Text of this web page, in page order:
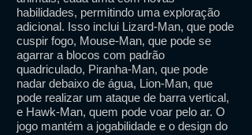
habilidades, permitindo uma exploração
adicional. Isso inclui Lizard-Man, que pode
cuspir fogo, Mouse-Man, que pode se
agarrar a blocos com padrão
quadriculado, Piranha-Man, que pode
nadar debaixo de água, Lion-Man, que
pode realizar um ataque de barra vertical,
e Hawk-Man, quem pode voar pelo ar. O
jogo mantém a jogabilidade e o design do